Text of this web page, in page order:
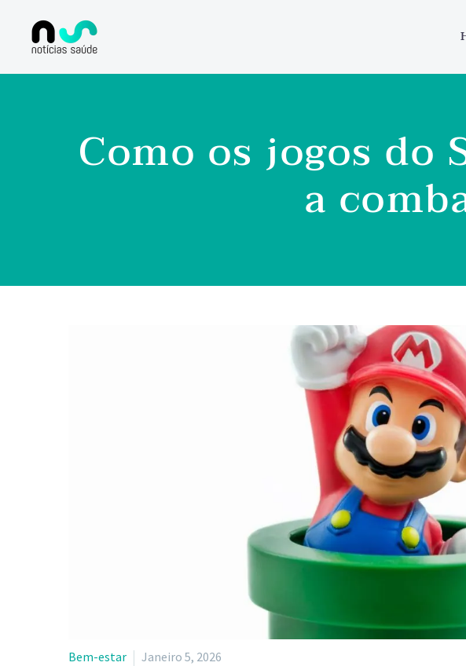
Como os jogos do
a
Bem-estar Janeiro 5, 2026